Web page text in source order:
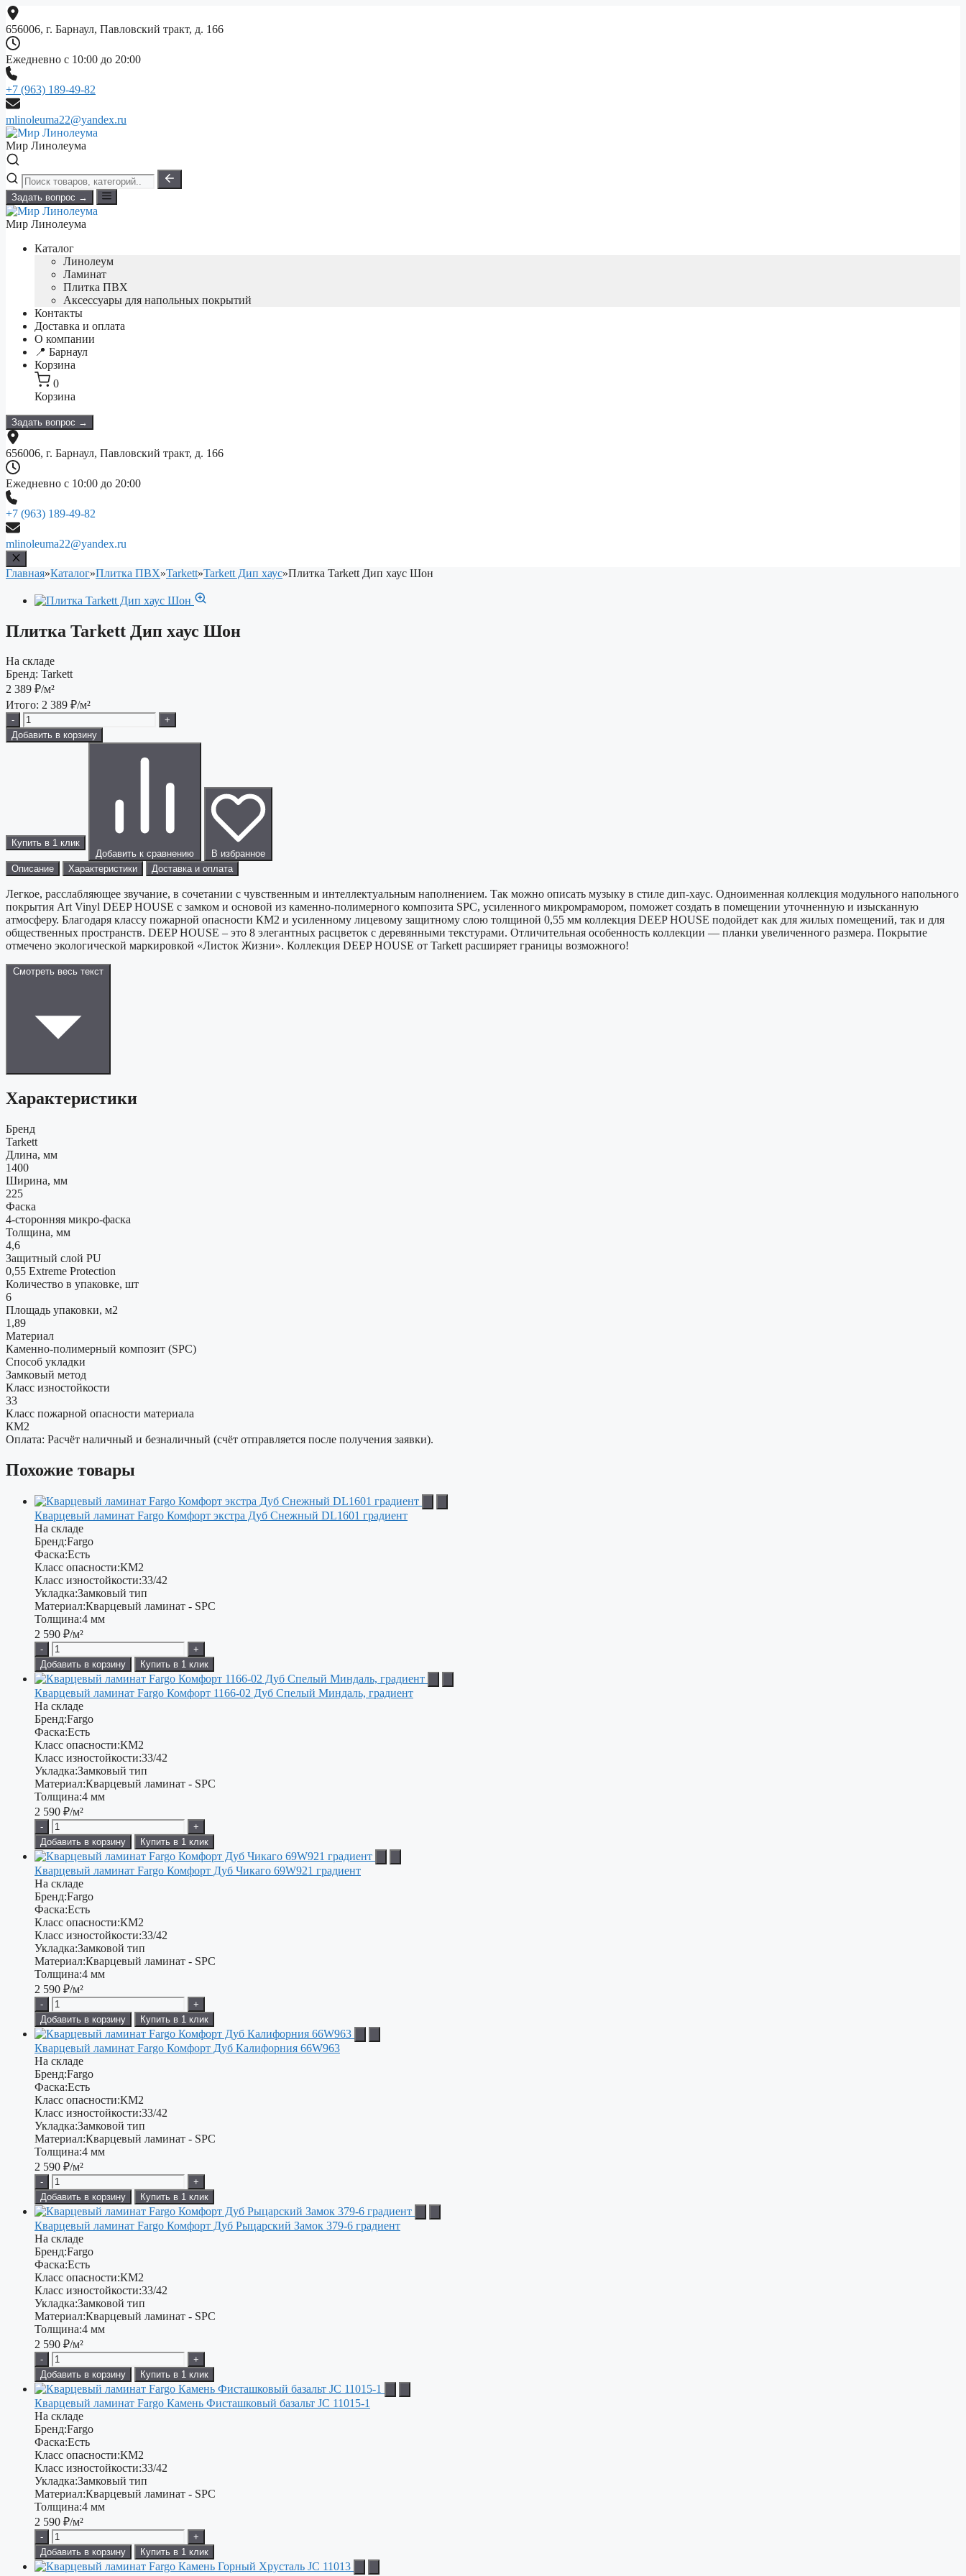
Перейти
к
содержимому
656006, г. Барнаул, Павловский тракт, д. 166
Ежедневно с 10:00 до 20:00
+7 (963) 189-49-82
mlinoleuma22@yandex.ru
Мир Линолеума
Задать вопрос →
Мир Линолеума
Каталог
Линолеум
Ламинат
Плитка ПВХ
Аксессуары для напольных покрытий
Контакты
Доставка и оплата
О компании
📍 Барнаул
Корзина
0
Корзина
Задать вопрос →
656006, г. Барнаул, Павловский тракт, д. 166
Ежедневно с 10:00 до 20:00
+7 (963) 189-49-82
mlinoleuma22@yandex.ru
Главная»Каталог»Плитка ПВХ»Tarkett»Tarkett Дип хаус»Плитка Tarkett Дип хаус Шон
Плитка Tarkett Дип хаус Шон
На складе
Бренд: Tarkett
2 389 ₽/м²
Итого: 2 389 ₽/м²
-
+
Добавить в корзину
Купить в 1 клик
Добавить к сравнению
В избранное
Описание
Характеристики Доставка и оплата
Легкое, расслабляющее звучание, в сочетании с чувственным и интеллектуальным наполнением. Так можно описать музыку в стиле дип-хаус. Одноименная коллекция модульного напольного
покрытия Art Vinyl DEEP HOUSE с замком и основой из каменно-полимерного композита SPC, усиленного микромрамором, поможет создать в помещении уточненную и изысканную
атмосферу. Благодаря классу пожарной опасности КМ2 и усиленному лицевому защитному слою толщиной 0,55 мм коллекция DEEP HOUSE подойдет как для жилых помещений, так и для
общественных пространств. DEEP HOUSE – это 8 элегантных расцветок с деревянными текстурами. Отличительная особенность коллекции — планки увеличенного размера. Покрытие
отмечено экологической маркировкой «Листок Жизни». Коллекция DEEP HOUSE от Tarkett расширяет границы возможного!
Смотреть весь текст
Характеристики
Бренд
Tarkett
Длина, мм
1400
Ширина, мм
225
Фаска
4-сторонняя микро-фаска
Толщина, мм
4,6
Защитный слой PU
0,55 Extreme Protection
Количество в упаковке, шт
6
Площадь упаковки, м2
1,89
Материал
Каменно-полимерный композит (SPC)
Способ укладки
Замковый метод
Класс изностойкости
33
Класс пожарной опасности материала
КМ2
Оплата: Расчёт наличный и безналичный (счёт отправляется после получения заявки).
Похожие товары
Кварцевый ламинат Fargo Комфорт экстра Дуб Снежный DL1601 градиент
На складе
Бренд:Fargo
Фаска:Есть
Класс опасности:КМ2
Класс изностойкости:33/42
Укладка:Замковый тип
Материал:Кварцевый ламинат - SPC
Толщина:4 мм
2 590 ₽/м²
-
+
Добавить в корзину
Купить в 1 клик
Кварцевый ламинат Fargo Комфорт 1166-02 Дуб Спелый Миндаль, градиент
На складе
Бренд:Fargo
Фаска:Есть
Класс опасности:КМ2
Класс изностойкости:33/42
Укладка:Замковый тип
Материал:Кварцевый ламинат - SPC
Толщина:4 мм
2 590 ₽/м²
-
+
Добавить в корзину
Купить в 1 клик
Кварцевый ламинат Fargo Комфорт Дуб Чикаго 69W921 градиент
На складе
Бренд:Fargo
Фаска:Есть
Класс опасности:КМ2
Класс изностойкости:33/42
Укладка:Замковой тип
Материал:Кварцевый ламинат - SPC
Толщина:4 мм
2 590 ₽/м²
-
+
Добавить в корзину
Купить в 1 клик
Кварцевый ламинат Fargo Комфорт Дуб Калифорния 66W963
На складе
Бренд:Fargo
Фаска:Есть
Класс опасности:КМ2
Класс изностойкости:33/42
Укладка:Замковой тип
Материал:Кварцевый ламинат - SPC
Толщина:4 мм
2 590 ₽/м²
-
+
Добавить в корзину
Купить в 1 клик
Кварцевый ламинат Fargo Комфорт Дуб Рыцарский Замок 379-6 градиент
На складе
Бренд:Fargo
Фаска:Есть
Класс опасности:КМ2
Класс изностойкости:33/42
Укладка:Замковой тип
Материал:Кварцевый ламинат - SPC
Толщина:4 мм
2 590 ₽/м²
-
+
Добавить в корзину
Купить в 1 клик
Кварцевый ламинат Fargo Камень Фисташковый базальт JC 11015-1
На складе
Бренд:Fargo
Фаска:Есть
Класс опасности:КМ2
Класс изностойкости:33/42
Укладка:Замковый тип
Материал:Кварцевый ламинат - SPC
Толщина:4 мм
2 590 ₽/м²
-
+
Добавить в корзину
Купить в 1 клик